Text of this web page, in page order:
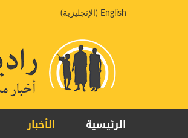
English
( الإنجليزية)
الرئيسية الأخبار